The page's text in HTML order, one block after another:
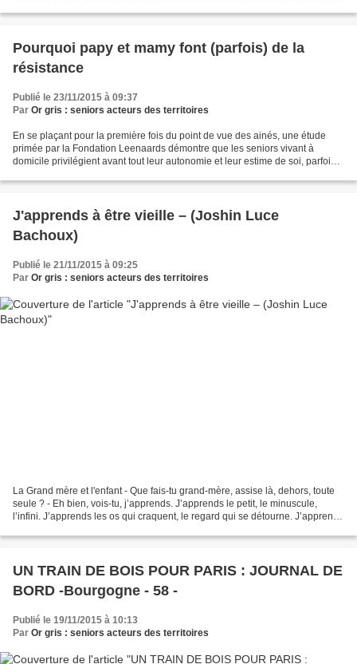
Pourquoi papy et mamy font (parfois) de la
résistance
Publié le 23/11/2015 à 09:37
Par Or gris : seniors acteurs des territoires
En se plaçant pour la première fois du point de vue des ainés, une étude
primée par la Fondation Leenaards démontre que les seniors vivant à
domicile privilégient avant tout leur autonomie et leur estime de soi, parfois
J'apprends à être vieille – (Joshin Luce
Bachoux)
Publié le 21/11/2015 à 09:25
Par Or gris : seniors acteurs des territoires
La Grand mère et l'enfant - Que fais-tu grand-mère, assise là, dehors, toute
seule ? - Eh bien, vois-tu, j’apprends. J’apprends le petit, le minuscule,
l’infini. J’apprends les os qui craquent, le regard qui se détourne. J’apprends
UN TRAIN DE BOIS POUR PARIS : JOURNAL DE
BORD -Bourgogne - 58 -
Publié le 19/11/2015 à 10:13
Par Or gris : seniors acteurs des territoires